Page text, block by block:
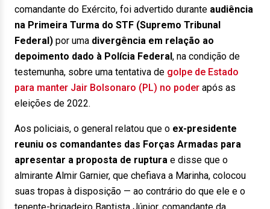
comandante do Exército, foi advertido durante audiência
na Primeira Turma do STF (Supremo Tribunal
Federal) por uma divergência em relação ao
depoimento dado à Polícia Federal, na condição de
testemunha, sobre uma tentativa de golpe de Estado
para manter Jair Bolsonaro (PL) no poder após as
eleições de 2022.
Aos policiais, o general relatou que o ex-presidente
reuniu os comandantes das Forças Armadas para
apresentar a proposta de ruptura e disse que o
almirante Almir Garnier, que chefiava a Marinha, colocou
suas tropas à disposição — ao contrário do que ele e o